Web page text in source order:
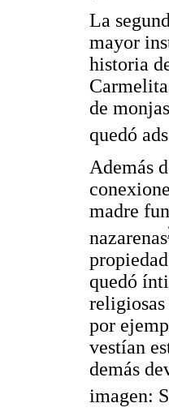
La
mayor
historia
de
quedó
Además
madre
nazarenas
quedó
por
vestían
demás
imagen: